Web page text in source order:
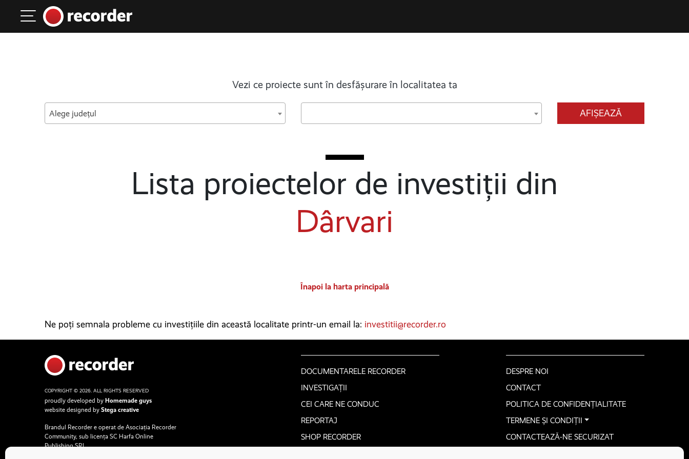
Main Navigation
Vezi ce proiecte sunt în desfășurare în localitatea ta
Alege județul AFIȘEAZĂ
Lista proiectelor de investiții din
Dârvari
Înapoi la harta principală
Ne poți semnala probleme cu investițiile din această localitate printr-un email la: investitii@recorder.ro
COPYRIGHT © 2026. ALL RIGHTS RESERVED
proudly developed by Homemade guys
website designed by Stega creative
Brandul Recorder e operat de Asociația Recorder
Community, sub licența SC Harfa Online
Publishing SRL.
DOCUMENTARELE RECORDER
INVESTIGAȚII
CEI CARE NE CONDUC
REPORTAJ
SHOP RECORDER
DESPRE NOI
CONTACT
POLITICA DE CONFIDENȚIALITATE
TERMENE ȘI CONDIȚII
CONTACTEAZĂ-NE SECURIZAT